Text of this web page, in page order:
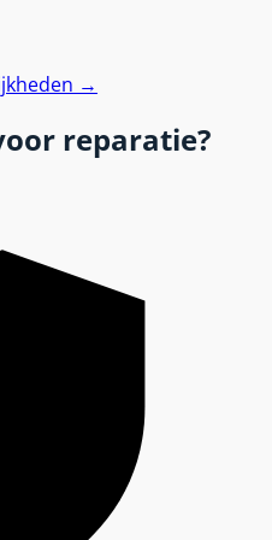
→
reparatie?